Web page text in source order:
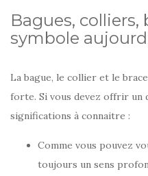
Bagues, colliers,
symbole
La bague, le collier et le
forte. Si vous devez offrir un
significations à connaitre :
Comme vous pouvez
toujours un sens